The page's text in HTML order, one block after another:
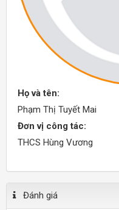
Họ và tên:
Phạm Thị Tuyết Mai
Đơn vị công tác:
THCS Hùng Vương
Đánh giá